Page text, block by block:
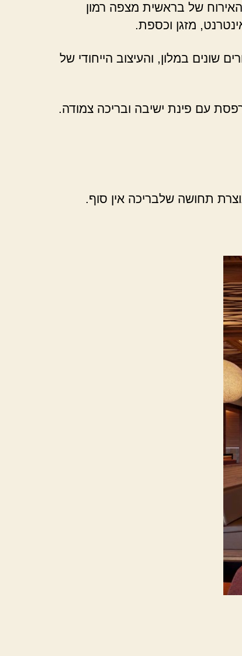
האירוח של בראשית מצפה רמון
מזגן וכספת.
שונים במלון, והעיצוב הייחודי של
עם פינת ישיבה ובריכה צמודה.
תחושה שלבריכה אין סוף.